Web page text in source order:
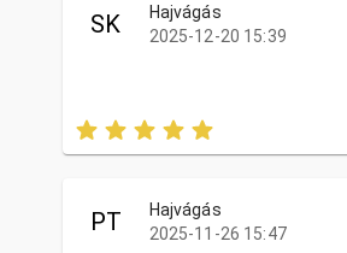
SK
Hajvágás
2025-12-20 15:39
PT
Hajvágás
2025-11-26 15:47